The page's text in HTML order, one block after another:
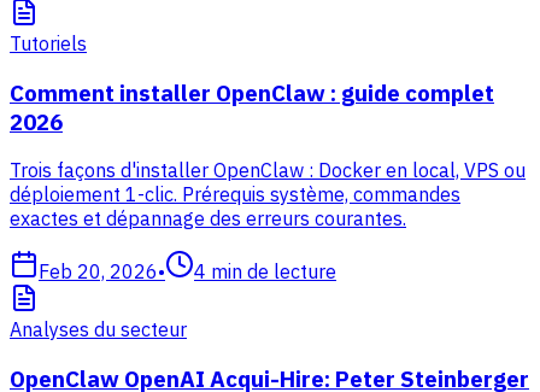
Tutoriels
Comment installer OpenClaw : guide complet
2026
Trois façons d'installer OpenClaw : Docker en local, VPS ou
déploiement 1-clic. Prérequis système, commandes
exactes et dépannage des erreurs courantes.
Feb 20, 2026• 4 min de lecture
Analyses du secteur
OpenClaw OpenAI Acqui-Hire: Peter Steinberger